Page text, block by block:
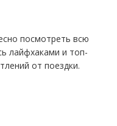
посмотреть всю
лайфхаками и топ-
от поездки.